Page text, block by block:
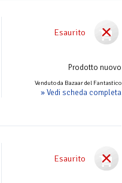
Esaurito
Prodotto nuovo
Venduto da Bazaar del Fantastico
» Vedi scheda completa
Esaurito